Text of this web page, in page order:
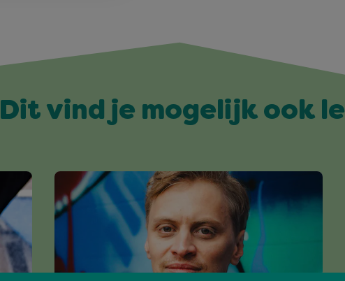
Dit vind je mogelijk ook